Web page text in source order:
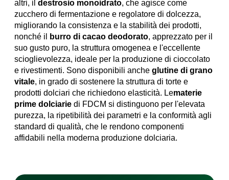
altri, il destrosio monoidrato, che agisce come
zucchero di fermentazione e regolatore di dolcezza,
migliorando la consistenza e la stabilità dei prodotti,
nonché il
burro di cacao deodorato, apprezzato per il
suo gusto puro, la struttura omogenea e l'eccellente
scioglievolezza, ideale per la produzione di cioccolato
e rivestimenti. Sono disponibili anche glutine di grano
vitale, in grado di sostenere la struttura di torte e
prodotti dolciari che richiedono elasticità. Lematerie
prime dolciarie di FDCM si distinguono per l'elevata
purezza, la ripetibilità dei parametri e la conformità agli
standard di qualità, che le rendono componenti
affidabili nella moderna produzione dolciaria.